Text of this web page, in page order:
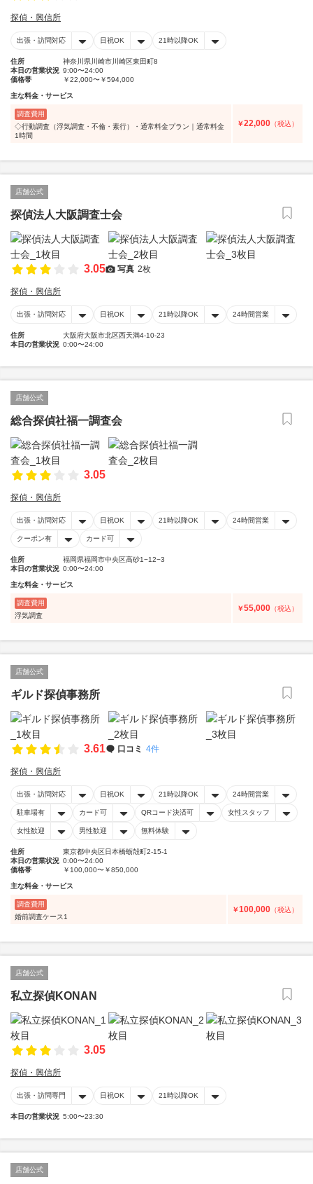
探偵・興信所
出張・訪問対応 日祝OK 21時以降OK
住所
神奈川県川崎市川崎区東田町8
本日の営業状況 9:00〜24:00
価格帯
￥22,000〜￥594,000
主な料金・サービス
調査費用
◇行動調査（浮気調査・不倫・素行）・通常料金プラン｜通常料金
1時間
￥22,000 （税込）
店舗公式
探偵法人大阪調査士会
3.05 写真 2枚
探偵・興信所
出張・訪問対応 日祝OK 21時以降OK 24時間営業
住所
大阪府大阪市北区西天満4-10-23
本日の営業状況 0:00〜24:00
店舗公式
総合探偵社福一調査会
3.05
探偵・興信所
出張・訪問対応 日祝OK 21時以降OK 24時間営業
クーポン有 カード可
住所
福岡県福岡市中央区高砂1−12−3
本日の営業状況 0:00〜24:00
主な料金・サービス
調査費用
浮気調査
￥55,000 （税込）
店舗公式
ギルド探偵事務所
3.61 口コミ 4件
探偵・興信所
出張・訪問対応 日祝OK 21時以降OK 24時間営業
駐車場有 カード可 QRコード決済可 女性スタッフ
女性歓迎 男性歓迎 無料体験
住所
東京都中央区日本橋蛎殻町2-15-1
本日の営業状況 0:00〜24:00
価格帯
￥100,000〜￥850,000
主な料金・サービス
調査費用
婚前調査ケース1
￥100,000 （税込）
店舗公式
私立探偵KONAN
3.05
探偵・興信所
出張・訪問専門 日祝OK 21時以降OK
本日の営業状況 5:00〜23:30
店舗公式